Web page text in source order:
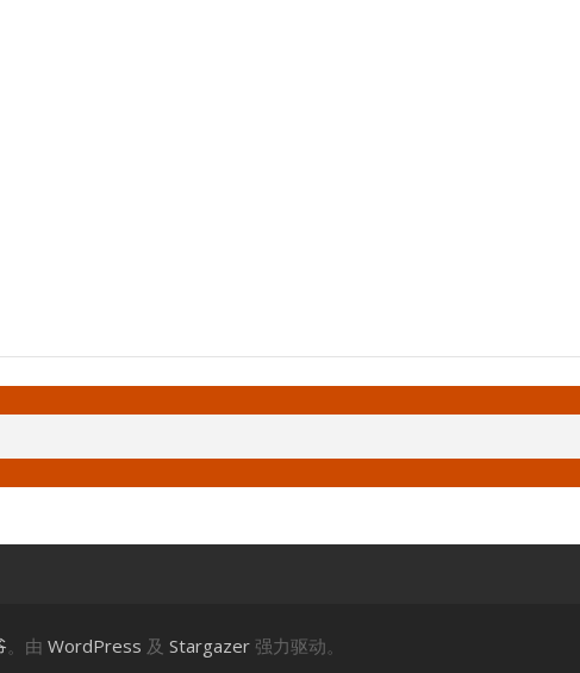
。由 WordPress 及 Stargazer强力驱动。